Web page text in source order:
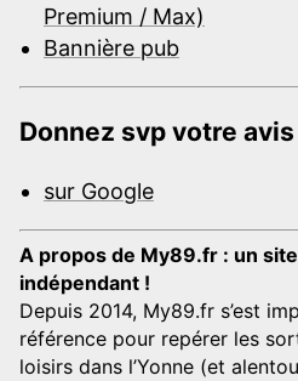
Premium / Max)
Bannière pub
Donnez svp votre
sur Google
A propos de My89.fr : un
indépendant !
Depuis 2014, My89.fr s’est
référence pour repérer les
loisirs dans l’Yonne (et